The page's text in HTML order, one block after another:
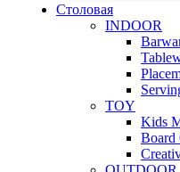
Столовая
INDOOR
TOY
Kids
Board